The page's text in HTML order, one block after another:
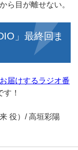
ら目が離せない。
」最終回ま
届けするラジオ番
！
役）/ 高垣彩陽